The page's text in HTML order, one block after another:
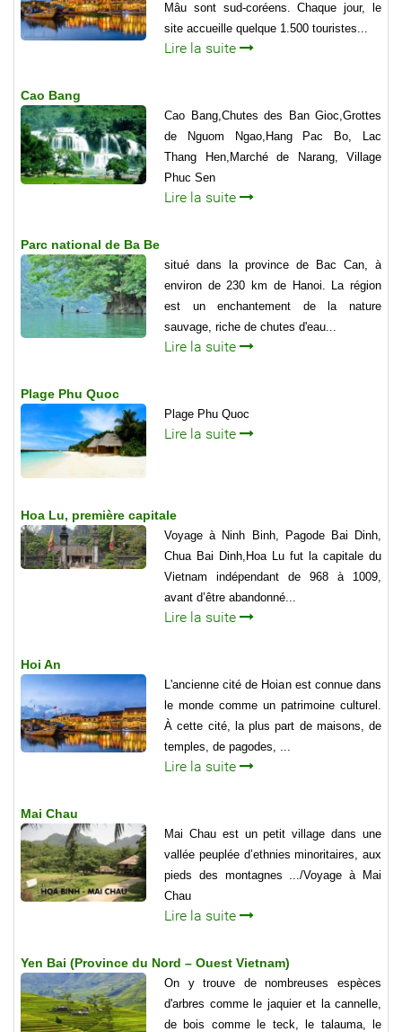
Mâu sont sud-coréens. Chaque jour, le
site accueille quelque 1.500 touristes...
Lire la suite
Cao Bang
Cao Bang,Chutes des Ban Gioc,Grottes
de Nguom Ngao,Hang Pac Bo, Lac
Thang Hen,Marché de Narang, Village
Phuc Sen
Lire la suite
Parc national de Ba Be
situé dans la province de Bac Can, à
environ de 230 km de Hanoi. La région
est un enchantement de la nature
sauvage, riche de chutes d'eau...
Lire la suite
Plage Phu Quoc
Plage Phu Quoc
Lire la suite
Hoa Lu, première capitale
Voyage à Ninh Binh, Pagode Bai Dinh,
Chua Bai Dinh,Hoa Lu fut la capitale du
Vietnam indépendant de 968 à 1009,
avant d’être abandonné...
Lire la suite
Hoi An
L'ancienne cité de Hoian est connue dans
le monde comme un patrimoine culturel.
À cette cité, la plus part de maisons, de
temples, de pagodes, ...
Lire la suite
Mai Chau
Mai Chau est un petit village dans une
vallée peuplée d’ethnies minoritaires, aux
pieds des montagnes .../Voyage à Mai
Chau
Lire la suite
Yen Bai (Province du Nord – Ouest Vietnam)
On y trouve de nombreuses espèces
d'arbres comme le jaquier et la cannelle,
de bois comme le teck, le talauma, le